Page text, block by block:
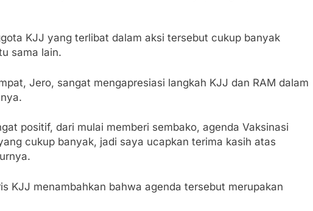
KJJ yang terlibat dalam aksi tersebut cukup banyak
sama lain.
Jero, sangat mengapresiasi langkah KJJ dan RAM dalam
positif, dari mulai memberi sembako, agenda Vaksinasi
cukup banyak, jadi saya ucapkan terima kasih atas
KJJ menambahkan bahwa agenda tersebut merupakan